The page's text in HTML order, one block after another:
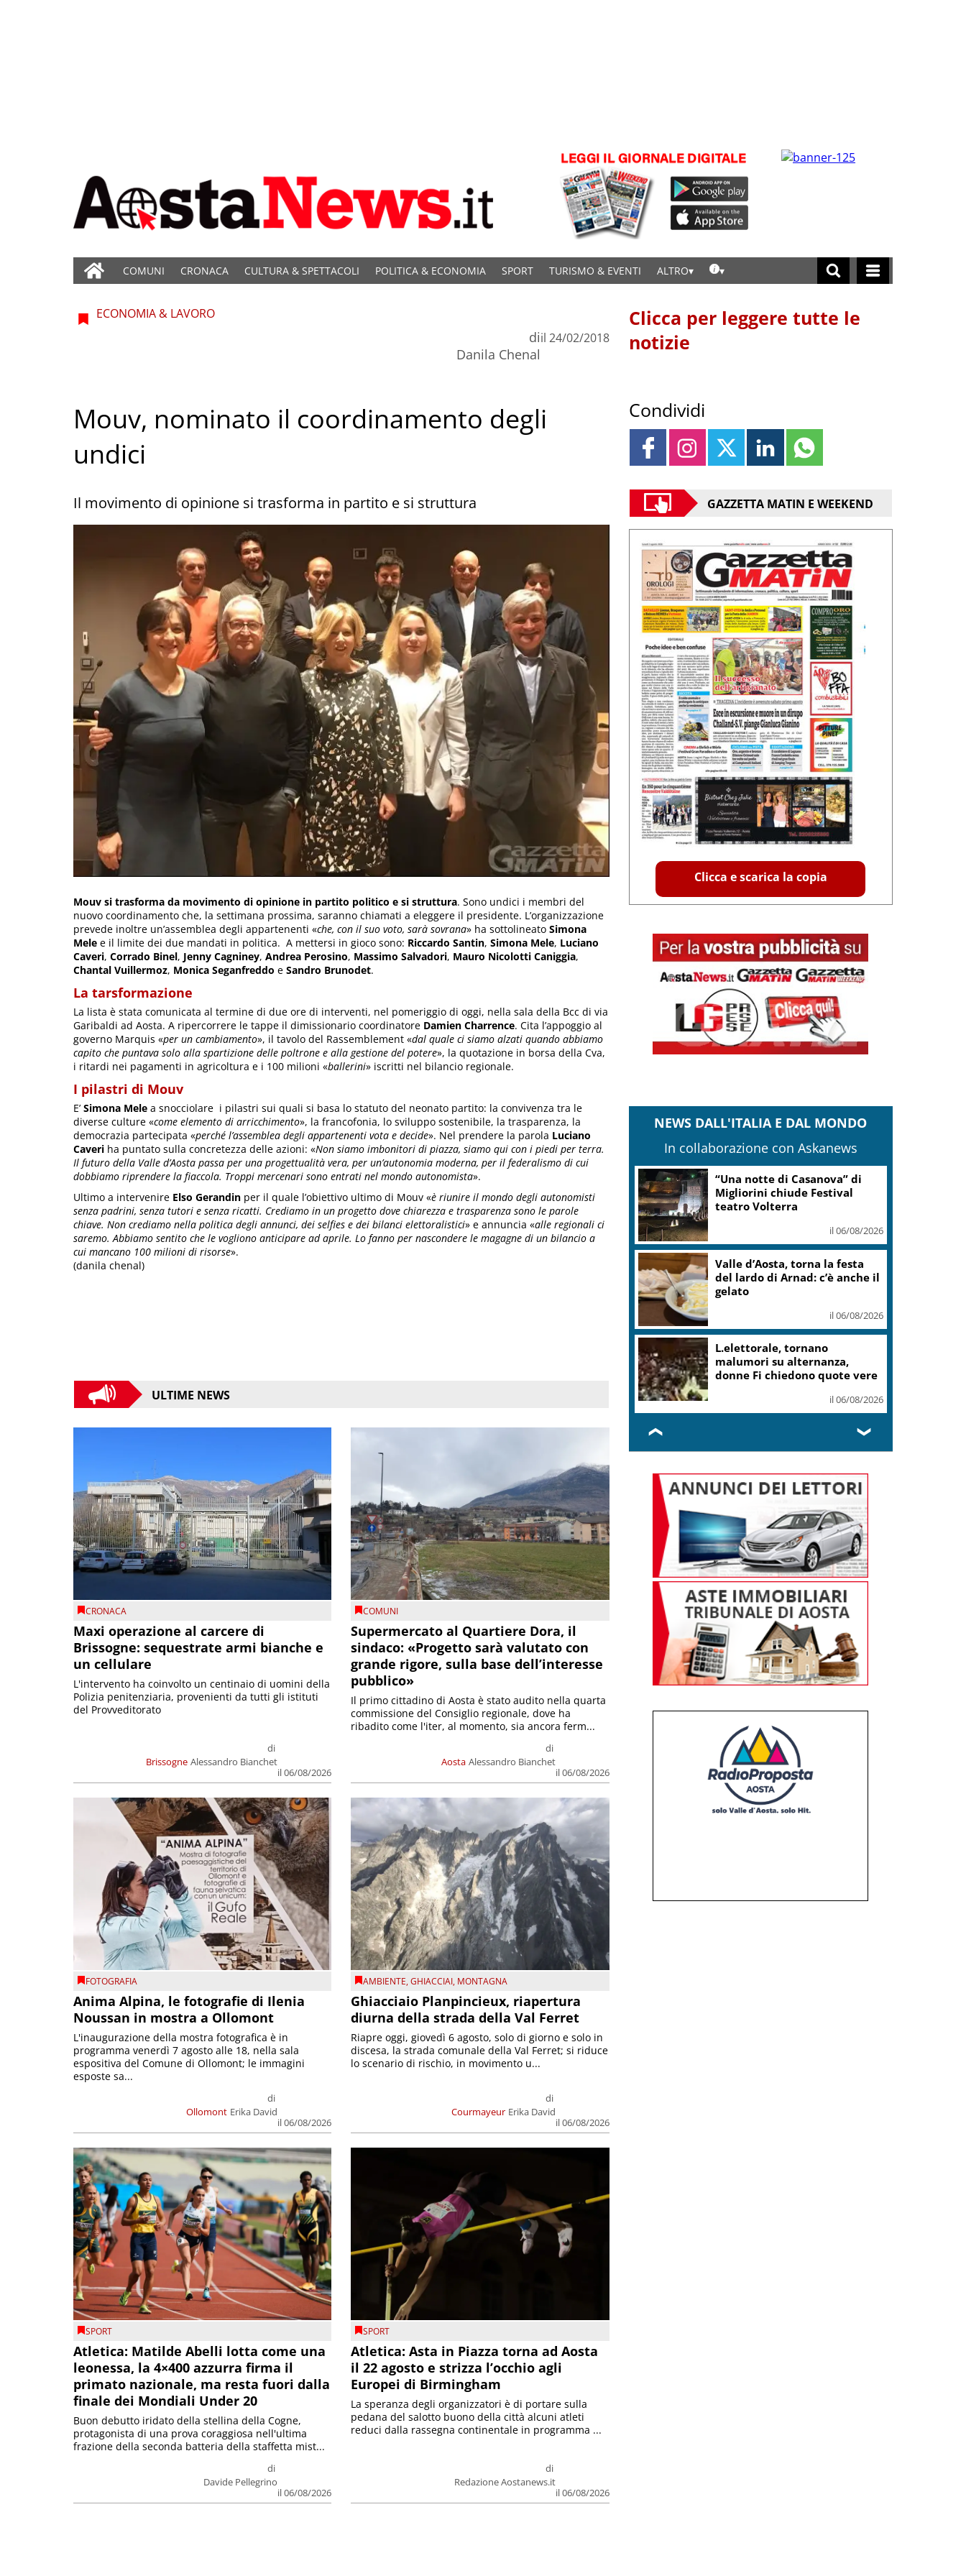
COMUNI CRONACA CULTURA & SPETTACOLI POLITICA & ECONOMIA SPORT TURISMO & EVENTI ALTRO
ECONOMIA & LAVORO
di
Danila Chenal
il 24/02/2018
Mouv, nominato il coordinamento degli
undici
Il movimento di opinione si trasforma in partito e si struttura
Mouv si trasforma da movimento di opinione in partito politico e si struttura. Sono undici i membri del
nuovo coordinamento che, la settimana prossima, saranno chiamati a eleggere il presidente. L’organizzazione
prevede inoltre un’assemblea degli appartenenti «che, con il suo voto, sarà sovrana» ha sottolineato Simona
Mele e il limite dei due mandati in politica. A mettersi in gioco sono: Riccardo Santin, Simona Mele, Luciano
Caveri, Corrado Binel, Jenny Cagniney, Andrea Perosino, Massimo Salvadori, Mauro Nicolotti Caniggia,
Chantal Vuillermoz, Monica Seganfreddo e Sandro Brunodet.
La tarsformazione
La lista è stata comunicata al termine di due ore di interventi, nel pomeriggio di oggi, nella sala della Bcc di via
Garibaldi ad Aosta. A ripercorrere le tappe il dimissionario coordinatore Damien Charrence. Cita l’appoggio al
governo Marquis «per un cambiamento», il tavolo del Rassemblement «dal quale ci siamo alzati quando abbiamo
capito che puntava solo alla spartizione delle poltrone e alla gestione del potere», la quotazione in borsa della Cva,
i ritardi nei pagamenti in agricoltura e i 100 milioni «ballerini» iscritti nel bilancio regionale.
I pilastri di Mouv
E’ Simona Mele a snocciolare i pilastri sui quali si basa lo statuto del neonato partito: la convivenza tra le
diverse culture «come elemento di arricchimento», la francofonia, lo sviluppo sostenibile, la trasparenza, la
democrazia partecipata «perché l’assemblea degli appartenenti vota e decide». Nel prendere la parola Luciano
Caveri ha puntato sulla concretezza delle azioni: «Non siamo imbonitori di piazza, siamo qui con i piedi per terra.
Il futuro della Valle d’Aosta passa per una progettualità vera, per un’autonomia moderna, per il federalismo di cui
dobbiamo riprendere la fiaccola. Troppi mercenari sono entrati nel mondo autonomista».
Ultimo a intervenire Elso Gerandin per il quale l’obiettivo ultimo di Mouv «è riunire il mondo degli autonomisti
senza padrini, senza tutori e senza ricatti. Crediamo in un progetto dove chiarezza e trasparenza sono le parole
chiave. Non crediamo nella politica degli annunci, dei selfies e dei bilanci elettoralistici» e annuncia «alle regionali ci
saremo. Abbiamo sentito che le vogliono anticipare ad aprile. Lo fanno per nascondere le magagne di un bilancio a
cui mancano 100 milioni di risorse».
(danila chenal)
ULTIME NEWS
CRONACA
Maxi operazione al carcere di
Brissogne: sequestrate armi bianche e
un cellulare
Brissogne
di
Alessandro Bianchet
il 06/08/2026
L'intervento ha coinvolto un centinaio di uomini della
Polizia penitenziaria, provenienti da tutti gli istituti
del Provveditorato
COMUNI
Supermercato al Quartiere Dora, il
sindaco: «Progetto sarà valutato con
grande rigore, sulla base dell’interesse
pubblico»
Aosta
di
Alessandro Bianchet
il 06/08/2026
Il primo cittadino di Aosta è stato audito nella quarta
commissione del Consiglio regionale, dove ha
ribadito come l'iter, al momento, sia ancora ferm...
FOTOGRAFIA
Anima Alpina, le fotografie di Ilenia
Noussan in mostra a Ollomont
Ollomont
di
Erika David
il 06/08/2026
L'inaugurazione della mostra fotografica è in
programma venerdì 7 agosto alle 18, nella sala
espositiva del Comune di Ollomont; le immagini
esposte sa...
AMBIENTE,GHIACCIAI, MONTAGNA
Ghiacciaio Planpincieux, riapertura
diurna della strada della Val Ferret
Courmayeur
di
Erika David
il 06/08/2026
Riapre oggi, giovedì 6 agosto, solo di giorno e solo in
discesa, la strada comunale della Val Ferret; si riduce
lo scenario di rischio, in movimento u...
SPORT
Atletica: Matilde Abelli lotta come una
leonessa, la 4×400 azzurra firma il
primato nazionale, ma resta fuori dalla
finale dei Mondiali Under 20
di
Davide Pellegrino
il 06/08/2026
Buon debutto iridato della stellina della Cogne,
protagonista di una prova coraggiosa nell'ultima
frazione della seconda batteria della staffetta mist...
SPORT
Atletica: Asta in Piazza torna ad Aosta
il 22 agosto e strizza l’occhio agli
Europei di Birmingham
di
Redazione Aostanews.it
il 06/08/2026
La speranza degli organizzatori è di portare sulla
pedana del salotto buono della città alcuni atleti
reduci dalla rassegna continentale in programma ...
Clicca per leggere tutte le
notizie
Condividi
GAZZETTA MATIN E WEEKEND
Clicca e scarica la copia
NEWS DALL'ITALIA E DAL MONDO
In collaborazione con Askanews
Europei Tuffi, Pellacani è
pokerissimo: 5 ori in 5 gare
Europeo Tuffi, Pellacani-Pizzini
oro nei 3mt sincro
Mattarella: le canzoni di
Guccini parlano di giustizia e
uguaglianza
❮ ❯